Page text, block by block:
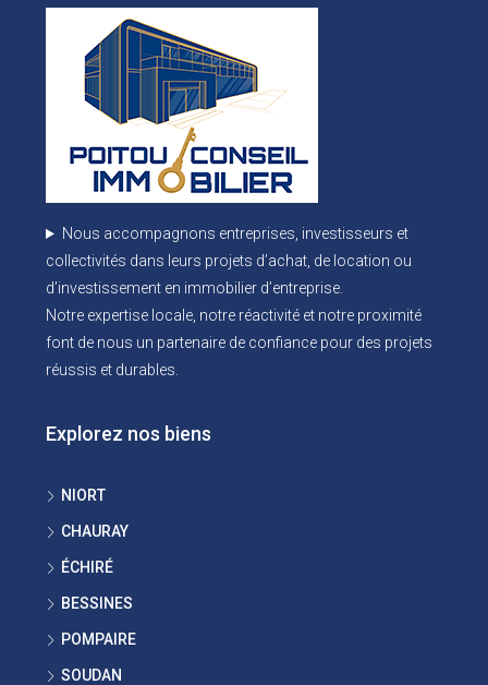
Nous accompagnons entreprises, investisseurs et
collectivités dans leurs projets d’achat, de location ou
d’investissement en immobilier d’entreprise.
Notre expertise locale, notre réactivité et notre proximité
font de nous un partenaire de confiance pour des projets
réussis et durables.
Explorez nos biens
NIORT
CHAURAY
ÉCHIRÉ
BESSINES
POMPAIRE
SOUDAN